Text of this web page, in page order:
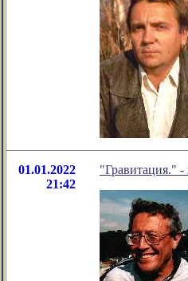
01.01.2022
21:42
"Гравитация." -